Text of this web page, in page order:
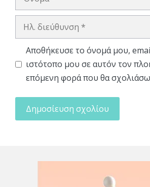
Ηλ.
Αποθήκευσε το όνομά μου,
ιστότοπο μου σε αυτόν τον
επόμενη φορά που θα